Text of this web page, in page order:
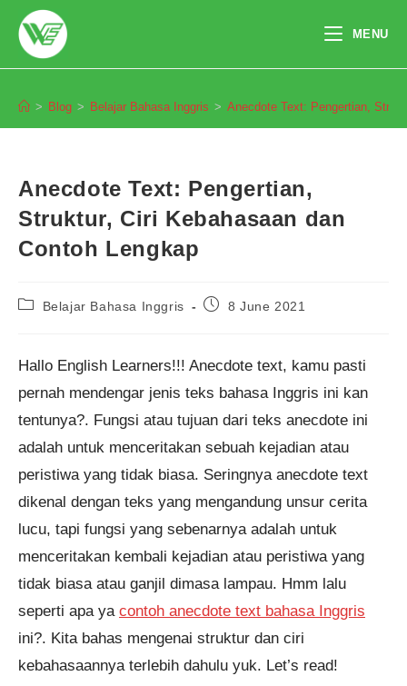
content
MENU
> Blog > Belajar Bahasa Inggris > Anecdote Text: Pengertian,
Anecdote Text: Pengertian,
Struktur, Ciri Kebahasaan dan
Contoh Lengkap
PostBelajar Bahasa Inggris
Post8 June 2021
Hallo English Learners!!! Anecdote text, kamu pasti
pernah mendengar jenis teks bahasa Inggris ini kan
tentunya?. Fungsi atau tujuan dari teks anecdote ini
adalah untuk menceritakan sebuah kejadian atau
peristiwa yang tidak biasa. Seringnya anecdote text
dikenal dengan teks yang mengandung unsur cerita
lucu, tapi fungsi yang sebenarnya adalah untuk
menceritakan kembali kejadian atau peristiwa yang
tidak biasa atau ganjil dimasa lampau. Hmm lalu
seperti apa ya contoh anecdote text bahasa Inggris
ini?. Kita bahas mengenai struktur dan ciri
kebahasaannya terlebih dahulu yuk. Let’s read!
pendaftaran program Integrated
Speaking 1 Bulan 10 jam yang
lalu.